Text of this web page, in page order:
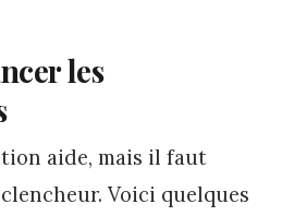
les
aide, mais il faut
Voici quelques